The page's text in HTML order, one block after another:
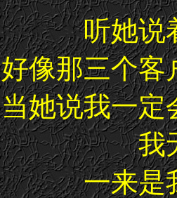
听她说
好像那三个客
当她说我一定
我
一来是